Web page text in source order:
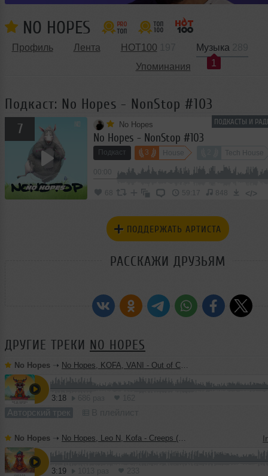
NO HOPES
Профиль Лента HOT100
Музыка
1
Упоминания
Подкаст: No Hopes - NonStop #103
ПОДКАСТЫ И
7 No Hopes
No Hopes - NonStop #103
Подкаст 3 House Tech House
68 59:17 </>
ПОДДЕРЖАТЬ АРТИСТА
РАССКАЖИ ДРУЗЬЯМ
ДРУГИЕ ТРЕКИ NO HOPES
No Hopes ➝ No Hopes, KOFA, VANI - Out of Control (Original Mix)
3:18
Авторский трек
No Hopes ➝ No Hopes, Leo N, Kofa - Creeps (Original Mix)
3:19